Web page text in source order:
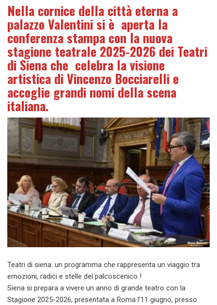
Nella cornice della città eterna a
palazzo Valentini si è aperta la
conferenza stampa con la nuova
stagione teatrale 2025-2026 dei Teatri
di Siena che celebra la visione
artistica di Vincenzo Bocciarelli e
accoglie grandi nomi della scena
italiana.
Teatri di siena: un programma che rappresenta un viaggio tra
emozioni, radici e stelle del palcoscenico !
Siena si prepara a vivere un anno di grande teatro con la
Stagione 2025-2026, presentata a Roma l’11 giugno, presso